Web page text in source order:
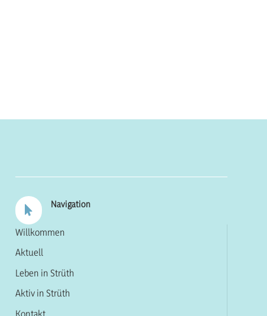
 Navigation
Willkommen
Aktuell
Leben in Strüth
Aktiv in Strüth
Kontakt